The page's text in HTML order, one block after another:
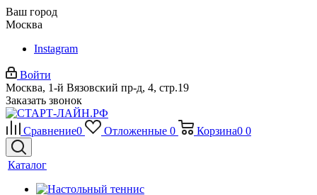
Ваш город
Москва
Instagram
Войти
Москва, 1-й Вязовский пр-д, 4, стр.19
Заказать звонок
Сравнение0 Отложенные 0 Корзина0 0
Каталог